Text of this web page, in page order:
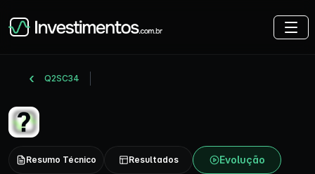
Q2SC34
Resumo Técnico Resultados Evolução